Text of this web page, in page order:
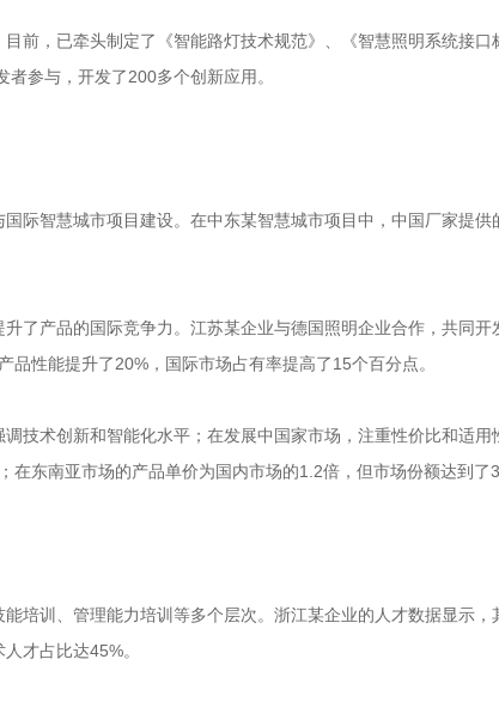
前，已牵头制定了《智能路灯技术规范》、《智慧照明系统接口
参与，开发了200多个创新应用。
际智慧城市项目建设。在中东某智慧城市项目中，中国厂家提供
了产品的国际竞争力。江苏某企业与德国照明企业合作，共同开
性能提升了20%，国际市场占有率提高了15个百分点。
技术创新和智能化水平；在发展中国家市场，注重性价比和适用
东南亚市场的产品单价为国内市场的1.2倍，但市场份额达到了
培训、管理能力培训等多个层次。浙江某企业的人才数据显示，
才占比达45%。